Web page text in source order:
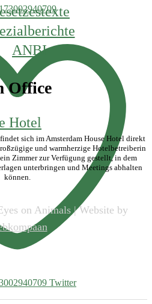
Twitter
ANBI
Office
sich im Amsterdam House Hotel direkt
und warmherzige Hotelbetreiberin
Zimmer zur Verfügung gestellt, in dem
unterbringen und Meetings abhalten
können.
on Animals | Website by